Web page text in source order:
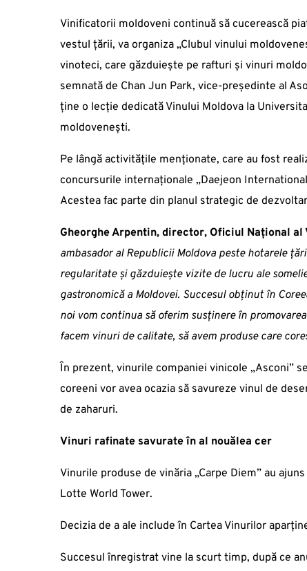
Vinificatorii moldoveni continuă să cucerească
vestul țării, va organiza „Clubul vinului
vinoteci, care găzduiește pe rafturi și vinuri
semnată de Chan Jun Park, vice-președinte al
ține o lecție dedicată Vinului Moldova la
moldovenești.
Pe lângă activitățile menționate, care au fost
concursurile internaționale „Daejeon
Acestea fac parte din planul strategic de
Gheorghe Arpentin, director, Oficiul Național al
ambasador al Republicii Moldova peste hotarele
regularitate și găzduiește vizite de lucru ale
gastronomică a Moldovei. Succesul obținut în
noi vom continua să oferim susținere în
facem vinuri de calitate, să avem produse care
În prezent, vinurile companiei vinicole „Asconi”
coreeni vor avea ocazia să savureze vinul de
de zaharuri.
Vinuri rafinate savurate în al nouălea cer
Vinurile produse de vinăria „Carpe Diem” au
Lotte World Tower.
Decizia de a ale include în Cartea Vinurilor
Succesul înregistrat vine la scurt timp, după ce